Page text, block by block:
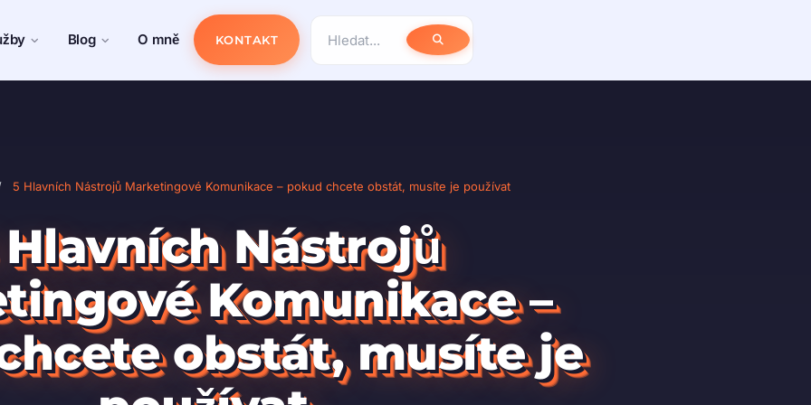
Blog O mně KONTAKT
5 Hlavních Nástrojů Marketingové Komunikace – pokud chcete obstát, musíte je používat
Nástrojů
Komunikace –
obstát, musíte je